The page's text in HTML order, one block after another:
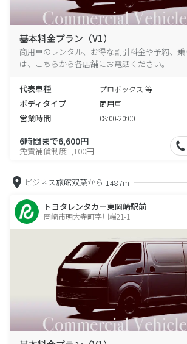
基本料金プラン（V1）
商用車のレンタル、お得な割引料金や予約、
は、こちらから各店舗にお電話ください。
代表車種 プロボックス 等
ボディタイプ 商用車
営業時間 08:00-20:00
6時間まで6,600円
免責補償制度1,100円
ビジネス旅館双葉から 1487m
トヨタレンタカー東岡崎駅前
岡崎市明大寺町字川端21-1